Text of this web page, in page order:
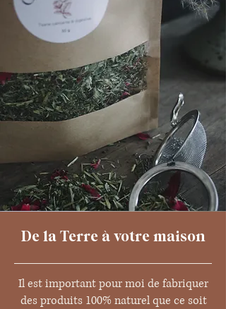
De la Terre à votre maison
Il est important pour moi de fabriquer
des produits 100% naturel que ce soit